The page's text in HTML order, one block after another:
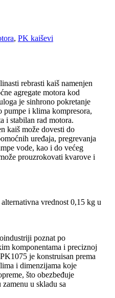
, PK kaiševi
rebrasti kaiš namenjen
agregate motora kod
je sinhrono pokretanje
pumpe i klima kompresora,
i stabilan rad motora.
kaiš može dovesti do
uređaja, pregrevanja
vode, kao i do većeg
prouzrokovati kvarove i
vrednost 0,15 kg u
poznat po
komponentama i preciznoj
je konstruisan prema
i dimenzijama koje
što obezbeđuje
u skladu sa